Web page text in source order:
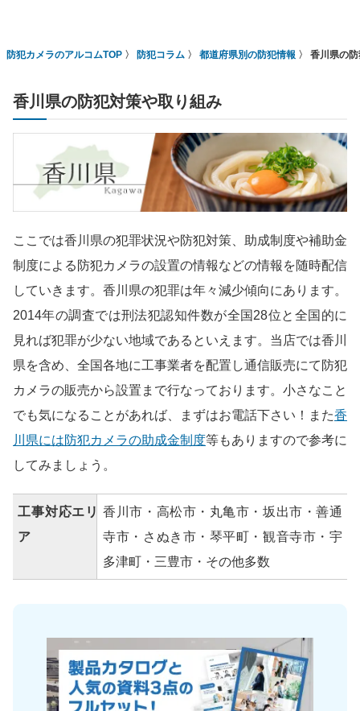
防犯カメラのアルコムTOP 防犯コラム 都道府県別の防犯情報 香川県の
香川県の防犯対策や取り組み
ここでは香川県の犯罪状況や防犯対策、助成制度や補助金
制度による防犯カメラの設置の情報などの情報を随時配信
していきます。香川県の犯罪は年々減少傾向にあります。
2014年の調査では刑法犯認知件数が全国28位と全国的に
見れば犯罪が少ない地域であるといえます。当店では香川
県を含め、全国各地に工事業者を配置し通信販売にて防犯
カメラの販売から設置まで行なっております。小さなこと
でも気になることがあれば、まずはお電話下さい！また香
川県には防犯カメラの助成金制度等もありますので参考に
してみましょう。
工事対応エリ
ア
香川市・高松市・丸亀市・坂出市・善通
寺市・さぬき市・琴平町・観音寺市・宇
多津町・三豊市・その他多数